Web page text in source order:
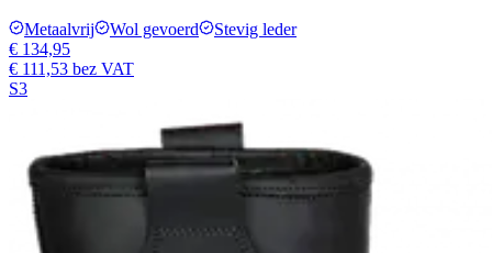
Metaalvrij Wol gevoerd
Stevig leder
€ 134,95
€ 111,53 bez VAT
S3